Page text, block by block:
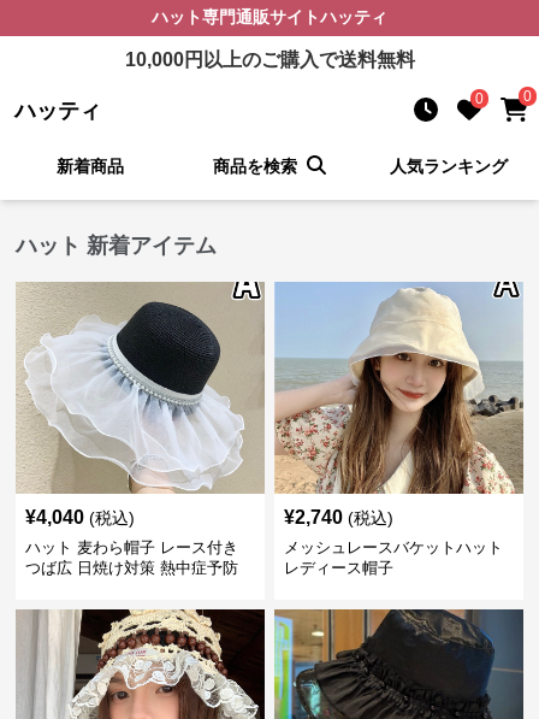
ハット専門通販サイトハッティ
10,000円以上のご購入で送料無料
ハッティ 0 0
新着商品 商品を検索 人気ランキング
ハット 新着アイテム
¥4,040 (税込)
ハット 麦わら帽子 レース付き
つば広 日焼け対策 熱中症予防
¥2,740 (税込)
メッシュレースバケットハット
レディース帽子